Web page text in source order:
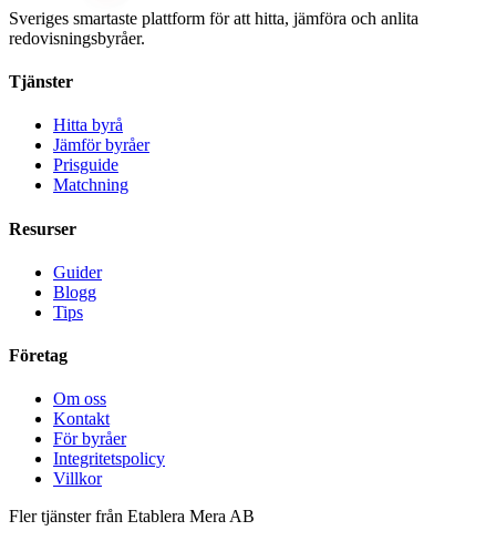
Sveriges smartaste plattform för att hitta, jämföra och anlita
redovisningsbyråer.
Tjänster
Hitta byrå
Jämför byråer
Prisguide
Matchning
Resurser
Guider
Blogg
Tips
Företag
Om oss
Kontakt
För byråer
Integritetspolicy
Villkor
Fler tjänster från Etablera Mera AB